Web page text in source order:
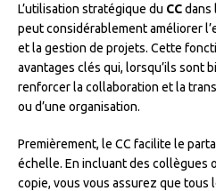
L’utilisation stratégique du CCdans
peut considérablement améliorer
et la gestion de projets. Cette
avantages clés qui, lorsqu’ils sont
renforcer la collaboration et la
ou d’une organisation.
Premièrement, le CC facilite le
échelle. En incluant des collègues
copie, vous vous assurez que